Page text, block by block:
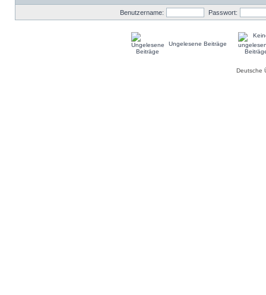
Benutzername: Passwort:
Ungelesene Beiträge
Deutsche